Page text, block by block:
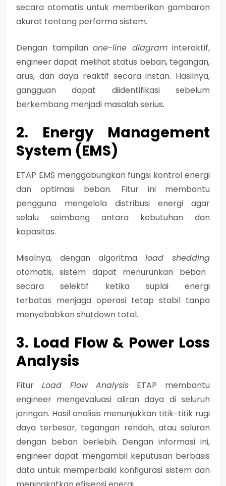
secara otomatis untuk memberikan gambaran
akurat tentang performa sistem.
Dengan tampilan one-line diagraminteraktif,
engineer dapat melihat status beban, tegangan,
arus, dan daya reaktif secara instan. Hasilnya,
gangguan dapat diidentifikasi sebelum
berkembang menjadi masalah serius.
2. Energy Management
System (EMS)
ETAP EMS menggabungkan fungsi kontrol energi
dan optimasi beban. Fitur ini membantu
pengguna mengelola distribusi energi agar
selalu seimbang antara kebutuhan dan
kapasitas.
Misalnya, dengan algoritma load shedding
otomatis, sistem dapat menurunkan beban
secara selektif ketika suplai energi
terbatas menjaga operasi tetap stabil tanpa
menyebabkan shutdown total.
3. Load Flow & Power Loss
Analysis
Fitur Load Flow Analysis ETAP membantu
engineer mengevaluasi aliran daya di seluruh
jaringan. Hasil analisis menunjukkan titik-titik rugi
daya terbesar, tegangan rendah, atau saluran
dengan beban berlebih. Dengan informasi ini,
engineer dapat mengambil keputusan berbasis
data untuk memperbaiki konfigurasi sistem dan